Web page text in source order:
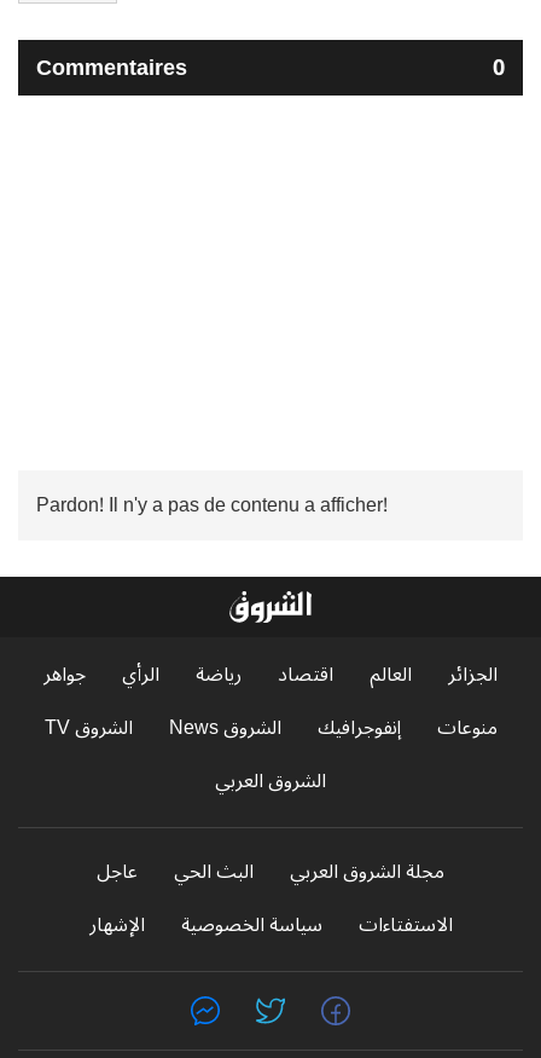
Commentaires 0
Pardon! Il n'y a pas de contenu a afficher!
الجزائر العالم اقتصاد رياضة الرأي
جواهر
منوعات
إنفوجرافيك الشروق News
الشروق TV
الشروق العربي
مجلة الشروق العربي البث الحي
عاجل
الاستفتاءات
سياسة الخصوصية الإشهار